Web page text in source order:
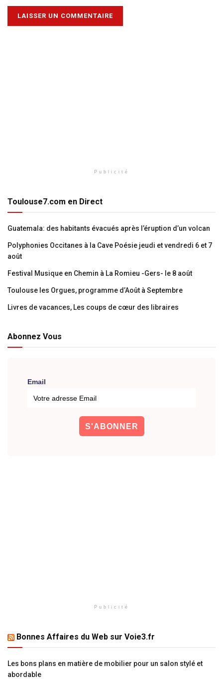
Publicité
Toulouse7.com en Direct
Guatemala: des habitants évacués après l’éruption d’un volcan
Polyphonies Occitanes à la Cave Poésie jeudi et vendredi 6 et 7
août
Festival Musique en Chemin à La Romieu -Gers- le 8 août
Toulouse les Orgues, programme d’Août à Septembre
Livres de vacances, Les coups de cœur des libraires
Abonnez Vous
Email
Publicité
Bonnes Affaires du Web sur Voie3.fr
Les bons plans en matière de mobilier pour un salon stylé et
abordable